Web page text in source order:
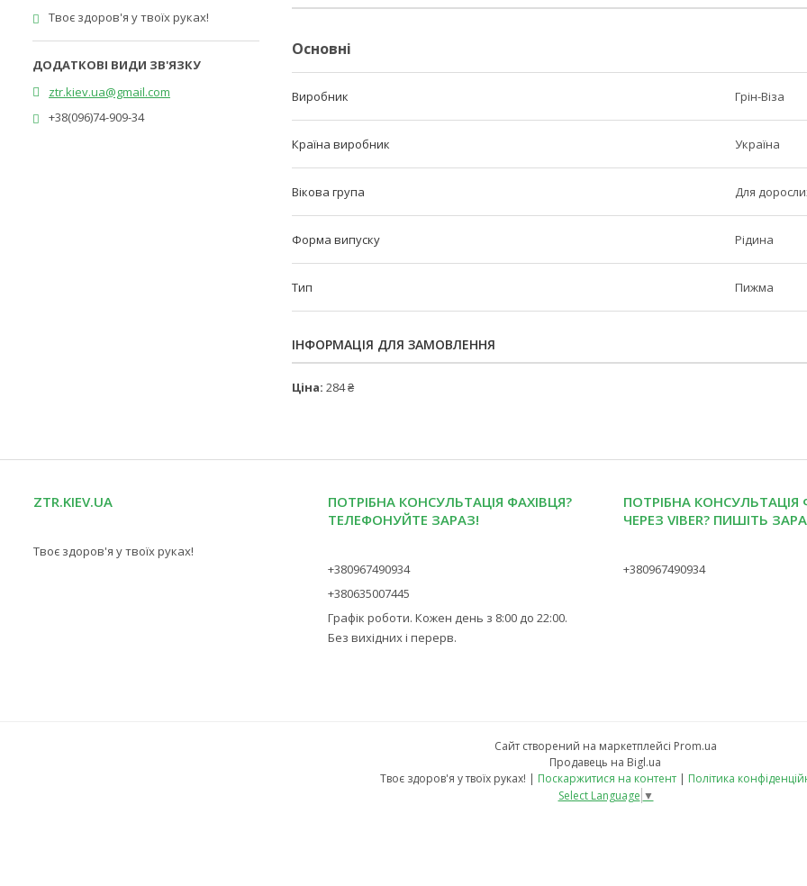
Основні
Виробник Грін-Віза
Країна виробник Україна
Вікова група Для
Форма випуску Рідина
Тип Пижма
ІНФОРМАЦІЯ ДЛЯ ЗАМОВЛЕННЯ
Ціна: 284 ₴
Твоє здоров'я у твоїх руках!
ztr.kiev.ua@gmail.com
+38(096)74-909-34
ZTR.KIEV.UA
Твоє здоров'я у твоїх руках!
ПОТРІБНА КОНСУЛЬТАЦІЯ ФАХІВЦЯ?
ТЕЛЕФОНУЙТЕ ЗАРАЗ!
+380967490934
+380635007445
Графік роботи. Кожен день з 8:00 до 22:00.
Без вихідних і перерв.
ПОТРІБНА КОНСУЛЬТАЦІЯ
ЧЕРЕЗ VIBER? ПИШІТЬ
+380967490934
Сайт створений на маркетплейсі Prom.ua
Продавець на Bigl.ua
Твоє здоров'я у твоїх руках! | Поскаржитися на контент | Політика
Select Language ▼